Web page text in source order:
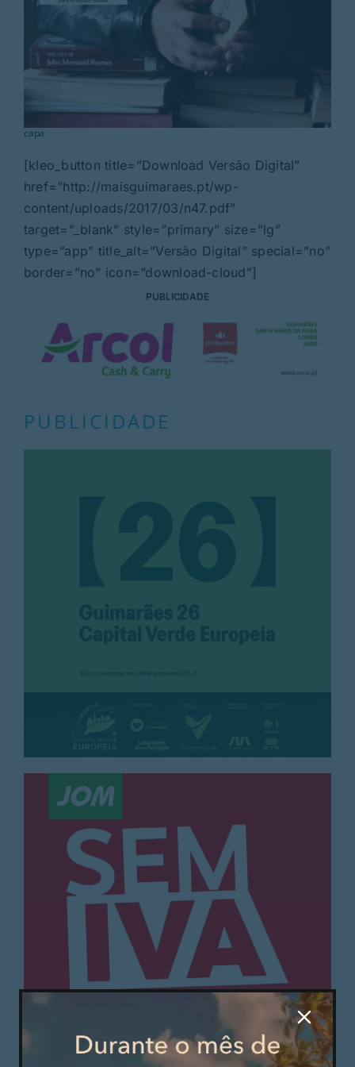
capa
[kleo_button title=”Download Versão Digital”
href=”http://maisguimaraes.pt/wp-
content/uploads/2017/03/n47.pdf”
target=”_blank” style=”primary” size=”lg”
type=”app” title_alt=”Versão Digital” special=”no”
border=”no” icon=”download-cloud”]
PUBLICIDADE
PUBLICIDADE